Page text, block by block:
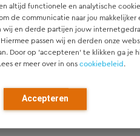
altijd functionele en analytische
de communicatie naar jou
wij en derde partijen jouw
passen wij en derden onze
Door op ‘accepteren’ te klikken ga
er meer over in onscookiebeleid.
Accepteren
die naadloos aansluit op
en denken vanaf het eerste
als constructeur zo
constructies — voor